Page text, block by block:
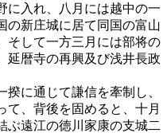
に入れ、八月には越中の一
の新庄城に居て同国の富山
そして一方三月には部将の
延暦寺の再興及び浅井長政
に通じて謙信を牽制し、
て、背後を固めると、十月
ぶ遠江の徳川家康の支城二